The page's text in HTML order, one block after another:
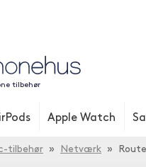
tilbehør
Apple Watch
tilbehør » Netværk »